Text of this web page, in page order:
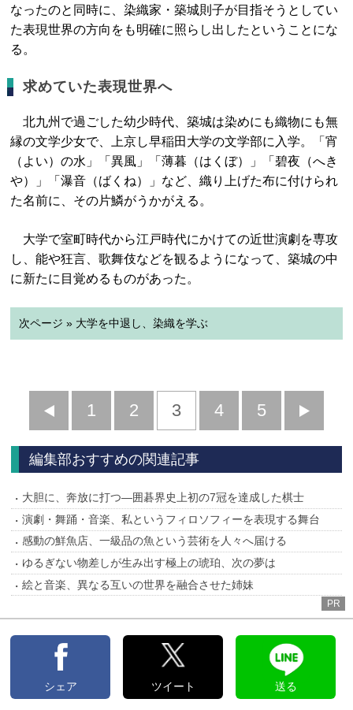
なったのと同時に、染織家・築城則子が目指そうとしてい
た表現世界の方向をも明確に照らし出したということにな
る。
求めていた表現世界へ
北九州で過ごした幼少時代、築城は染めにも織物にも無
縁の文学少女で、上京し早稲田大学の文学部に入学。「宵
（よい）の水」「異風」「薄暮（はくぼ）」「碧夜（へき
や）」「瀑音（ばくね）」など、織り上げた布に付けられ
た名前に、その片鱗がうかがえる。
大学で室町時代から江戸時代にかけての近世演劇を専攻
し、能や狂言、歌舞伎などを観るようになって、築城の中
に新たに目覚めるものがあった。
次ページ » 大学を中退し、染織を学ぶ
前
へ
1 2 3 4 5
へ
編集部おすすめの関連記事
大胆に、奔放に打つ―囲碁界史上初の7冠を達成した棋士
演劇・舞踊・音楽、私というフィロソフィーを表現する舞台
感動の鮮魚店、一級品の魚という芸術を人々へ届ける
ゆるぎない物差しが生み出す極上の琥珀、次の夢は
絵と音楽、異なる互いの世界を融合させた姉妹
PR
シェア ツイート 送る